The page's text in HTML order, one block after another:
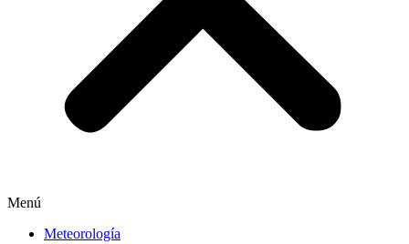
Menú
Meteorología